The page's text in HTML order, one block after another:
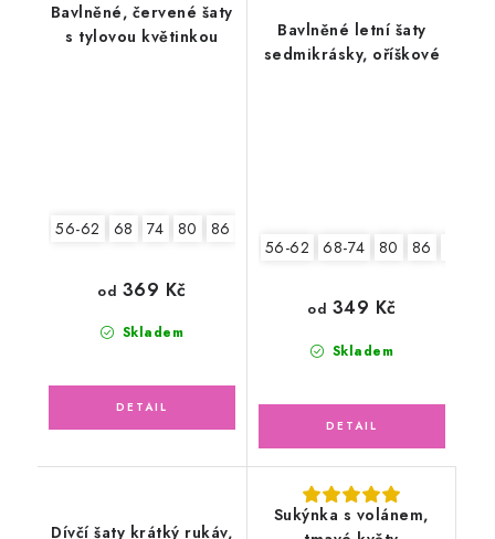
Bavlněné, červené šaty
s tylovou květinkou
56-62 68 74 80 86
Skladem
od 369 Kč
Bavlněné letní šaty
sedmikrásky, oříškové
56-62 68-74 80 86
Skladem
od 349 Kč
Dívčí šaty krátký rukáv,
Sukýnka s volánem,